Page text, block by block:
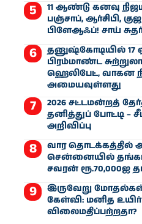
11 ஆண்டு கனவு
பஞ்சாப், ஆர்சிபி,
பிளேஆஃப்! சாய்
தனுஷ்கோடியில் 17
பிரம்மாண்ட சுற்றுலா
ஹெலிபேட், வாகன
அமையவுள்ளது
2026 சட்டமன்றத்
தனித்துப் போட்டி –
அறிவிப்பு
வார தொடக்கத்தில்
சென்னையில்
சவரன் ரூ.70,000ஐ
இருவேறு
கேள்வி: மனித உயிர்
விலைமதிப்பற்றதா?